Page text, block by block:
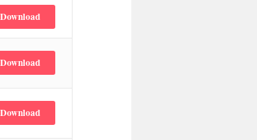
Download
Download
Download